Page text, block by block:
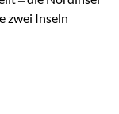
zwei Inseln